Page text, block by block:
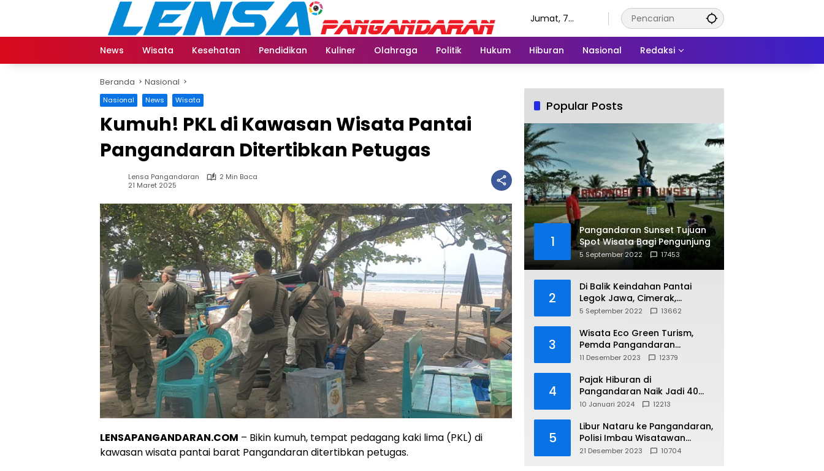
Jumat, 7
News
Wisata Kesehatan Pendidikan Kuliner Olahraga Politik Hukum Hiburan Nasional Redaksi
Beranda Nasional
Nasional News Wisata
Kumuh! PKL di Kawasan Wisata Pantai
Pangandaran Ditertibkan Petugas
Lensa Pangandaran
2 Min Baca
21 Maret 2025
LENSAPANGANDARAN.COM – Bikin kumuh, tempat pedagang kaki lima (PKL) di
kawasan wisata pantai barat Pangandaran ditertibkan petugas.
Popular Posts
1
Pangandaran Sunset Tujuan
Spot Wisata Bagi Pengunjung
5 September 2022 17453
2
Di Balik Keindahan Pantai
Legok Jawa, Cimerak,
Pangandaran
5 September 2022 13662
3
Wisata Eco Green Turism,
Pemda Pangandaran
Gandeng PLN
11 Desember 2023 12379
4
Pajak Hiburan di
Pangandaran Naik Jadi 40
Persen
10 Januari 2024 12213
5
Libur Nataru ke Pangandaran,
Polisi Imbau Wisatawan
Gunakan Jalur Arteri
21 Desember 2023 10704